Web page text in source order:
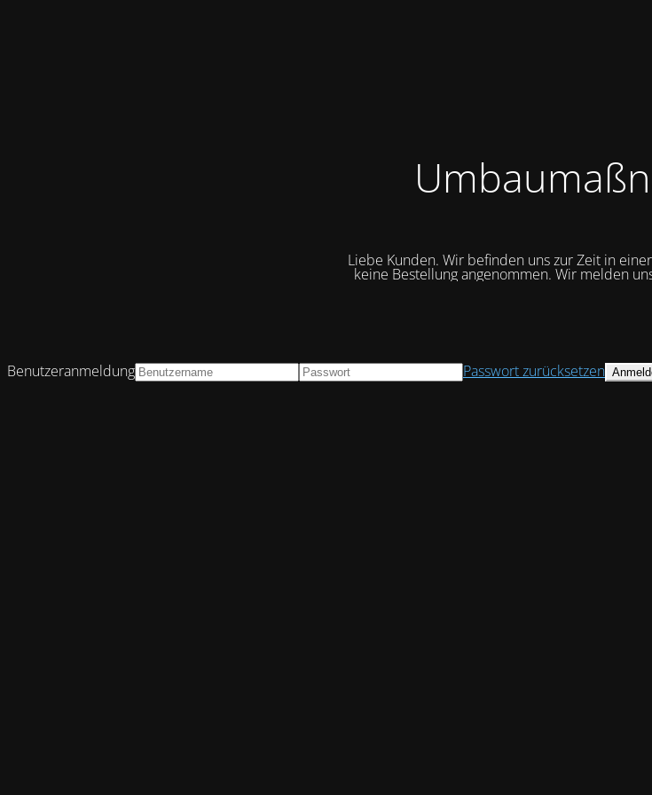
Liebe Kunden. Wir befinden uns zur Zeit in
keine Bestellung angenommen. Wir melden
Benutzeranmeldung Passwort zurücksetzen